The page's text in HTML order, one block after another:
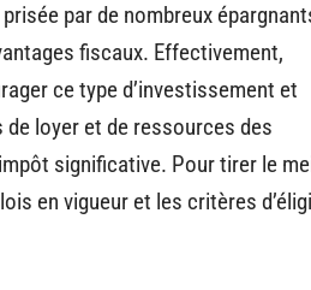
par de nombreux
fiscaux. Effectivement,
ce type d’investissement et
loyer et de ressources des
significative. Pour tirer le
en vigueur et les critères